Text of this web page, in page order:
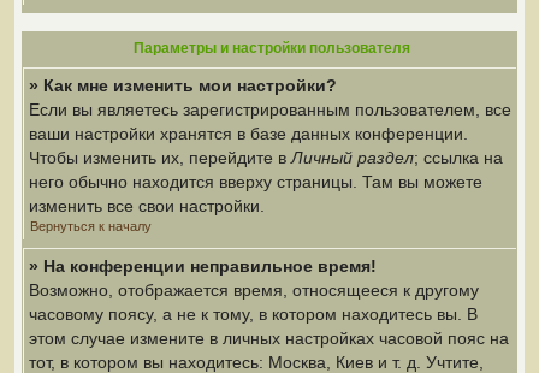
Параметры и настройки пользователя
» Как мне изменить мои настройки?
Если вы являетесь зарегистрированным пользователем, все
ваши настройки хранятся в базе данных конференции.
Чтобы изменить их, перейдите в Личный раздел; ссылка на
него обычно находится вверху страницы. Там вы можете
изменить все свои настройки.
Вернуться к началу
» На конференции неправильное время!
Возможно, отображается время, относящееся к другому
часовому поясу, а не к тому, в котором находитесь вы. В
этом случае измените в личных настройках часовой пояс на
тот, в котором вы находитесь: Москва, Киев и т. д. Учтите,